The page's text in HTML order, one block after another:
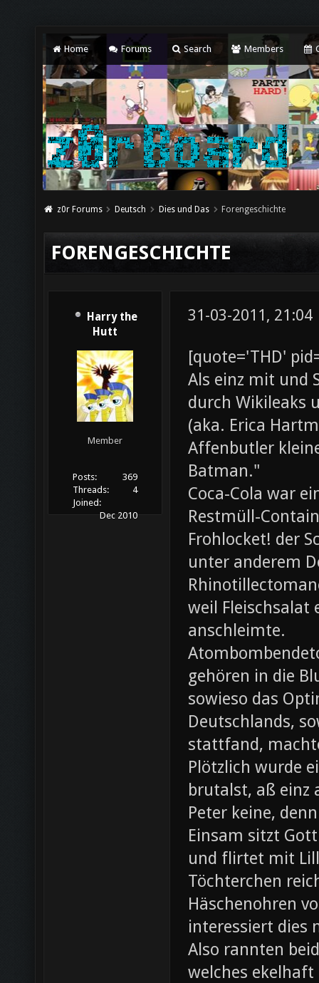
Home Forums Search Members
z0r Forums Deutsch Dies und Das Forengeschichte
FORENGESCHICHTE
Harry the
Hutt
Member
Posts:
369
Threads:
4
Joined:
Dec 2010
31-03-2011, 21:04
[quote='THD'
Als einz mit und
durch Wikileaks
(aka. Erica
Affenbutler
Batman."
Coca-Cola war
Restmüll-
Frohlocket! der
unter anderem
weil Fleischsalat
anschleimte.
gehören in die
sowieso das
Deutschlands,
stattfand,
Plötzlich wurde
brutalst, aß einz
Peter keine,
Einsam sitzt
und flirtet mit
Töchterchen
Häschenohren
interessiert dies
Also rannten
welches